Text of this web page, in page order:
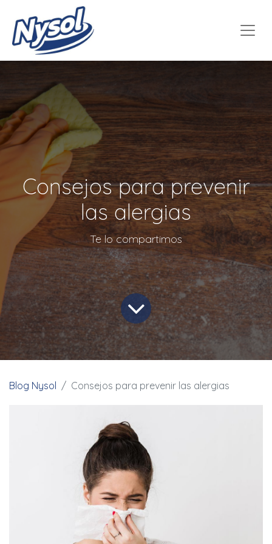
Consejos para prevenir
las alergias
Te lo compartimos
Blog Nysol Consejos para prevenir las alergias